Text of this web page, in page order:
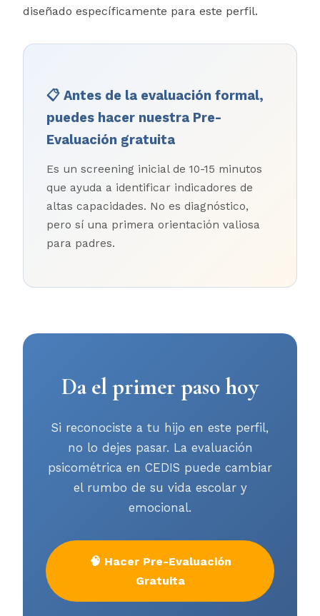
diseñado específicamente para este perfil.
📋 Antes de la evaluación formal,
puedes hacer nuestra Pre-
Evaluación gratuita
Es un screening inicial de 10-15 minutos
que ayuda a identificar indicadores de
altas capacidades. No es diagnóstico,
pero sí una primera orientación valiosa
para padres.
Da el primer paso hoy
Si reconociste a tu hijo en este perfil,
no lo dejes pasar. La evaluación
psicométrica en CEDIS puede cambiar
el rumbo de su vida escolar y
emocional.
🧠 Hacer Pre-Evaluación
Gratuita